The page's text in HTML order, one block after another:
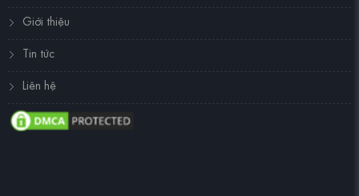
Giới thiệu
Tin tức
Liên hệ